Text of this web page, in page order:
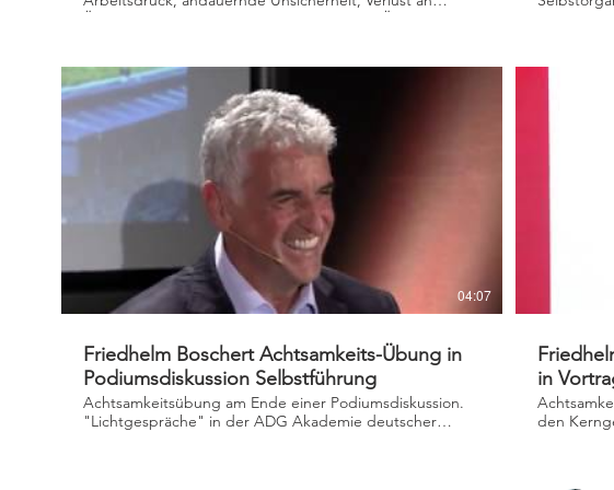
jenseits aller Fach- und Führungskompetenzen. Eine
übergeordnete Meta-Kompetenz: das Steuern unserer
Gedanken, Emotionen und Haltungen. Und genau hier
setzt das Konzept der Achtsamkeit an: Resilienz,
fokussieren, distanzieren, akzeptieren, loslassen. Vortrag
im Rahmen der SchmidtCollegTage Nov. 2019 in
Bayreuth.
unserer
dahin
mentale
Denk-
und
04:07
Friedhelm Boschert Achtsamkeits-Übung in
Podiumsdiskussion Selbstführung
Achtsamkeitsübung am Ende einer Podiumsdiskussion.
"Lichtgespräche" in der ADG Akademie deutscher
Friedhelm
in
den